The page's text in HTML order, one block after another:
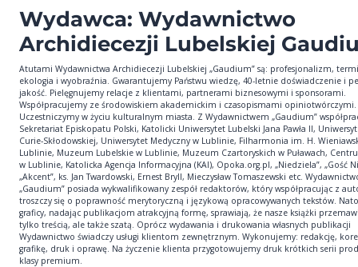
Wydawca: Wydawnictwo
Archidiecezji Lubelskiej
Atutami Wydawnictwa Archidiecezji Lubelskiej „Gaudium” są: profesjonalizm,
ekologia i wyobraźnia. Gwarantujemy Państwu wiedzę, 40-letnie doświadczenie i
jakość. Pielęgnujemy relacje z klientami, partnerami biznesowymi i sponsorami.
Współpracujemy ze środowiskiem akademickim i czasopismami opiniotwórczymi.
Uczestniczymy w życiu kulturalnym miasta. Z Wydawnictwem „Gaudium”
Sekretariat Episkopatu Polski, Katolicki Uniwersytet Lubelski Jana Pawła II,
Curie-Skłodowskiej, Uniwersytet Medyczny w Lublinie, Filharmonia im. H.
Lublinie, Muzeum Lubelskie w Lublinie, Muzeum Czartoryskich w Puławach,
w Lublinie, Katolicka Agencja Informacyjna (KAI), Opoka.org.pl, „Niedziela”, „Gość
„Akcent”, ks. Jan Twardowski, Ernest Bryll, Mieczysław Tomaszewski etc.
„Gaudium” posiada wykwalifikowany zespół redaktorów, który współpracując z
troszczy się o poprawność merytoryczną i językową opracowywanych tekstów.
graficy, nadając publikacjom atrakcyjną formę, sprawiają, że nasze książki
tylko treścią, ale także szatą. Oprócz wydawania i drukowania własnych publikacji
Wydawnictwo świadczy usługi klientom zewnętrznym. Wykonujemy: redakcję,
grafikę, druk i oprawę. Na życzenie klienta przygotowujemy druk krótkich serii
klasy premium.